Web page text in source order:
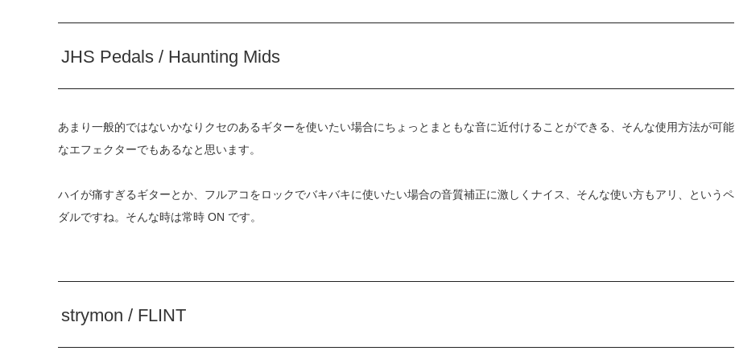
JHS Pedals / Haunting Mids
あまり一般的ではないかなりクセのあるギターを使いたい場合にちょっとまともな音に近付けることができる、そんな使用方法が可能
なエフェクターでもあるなと思います。
ハイが痛すぎるギターとか、フルアコをロックでバキバキに使いたい場合の音質補正に激しくナイス、そんな使い方もアリ、というペ
ダルですね。そんな時は常時 ON です。
strymon / FLINT